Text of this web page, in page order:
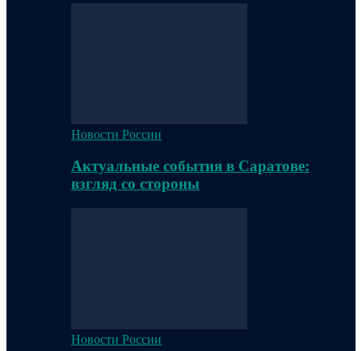
Новости России
Актуальные события в Саратове:
взгляд со стороны
Новости России